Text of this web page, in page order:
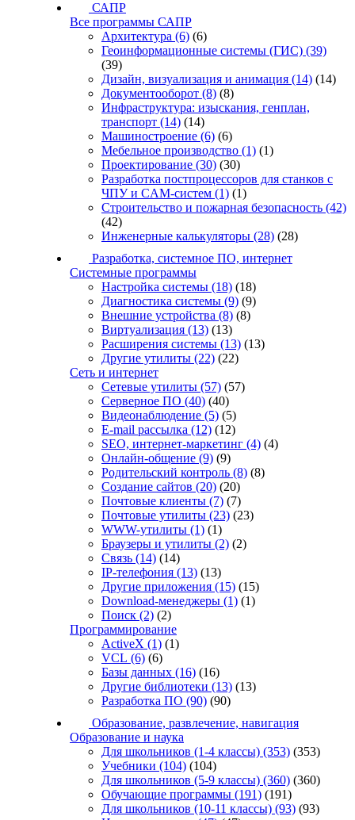
САПР
Все программы САПР
Архитектура (6) (6)
Геоинформационные системы (ГИС) (39)
(39)
Дизайн, визуализация и анимация (14) (14)
Документооборот (8) (8)
Инфраструктура: изыскания, генплан,
транспорт (14) (14)
Машиностроение (6) (6)
Мебельное производство (1) (1)
Проектирование (30) (30)
Разработка постпроцессоров для станков с
ЧПУ и CAM-систем (1) (1)
Строительство и пожарная безопасность (42)
(42)
Инженерные калькуляторы (28) (28)
Разработка, системное ПО, интернет
Системные программы
Настройка системы (18) (18)
Диагностика системы (9) (9)
Внешние устройства (8) (8)
Виртуализация (13) (13)
Расширения системы (13) (13)
Другие утилиты (22) (22)
Сеть и интернет
Сетевые утилиты (57) (57)
Серверное ПО (40) (40)
Видеонаблюдение (5) (5)
E-mail рассылка (12) (12)
SEO, интернет-маркетинг (4) (4)
Онлайн-общение (9) (9)
Родительский контроль (8) (8)
Создание сайтов (20) (20)
Почтовые клиенты (7) (7)
Почтовые утилиты (23) (23)
WWW-утилиты (1) (1)
Браузеры и утилиты (2) (2)
Связь (14) (14)
IP-телефония (13) (13)
Другие приложения (15) (15)
Download-менеджеры (1) (1)
Поиск (2) (2)
Программирование
ActiveX (1) (1)
VCL (6) (6)
Базы данных (16) (16)
Другие библиотеки (13) (13)
Разработка ПО (90) (90)
Образование, развлечение, навигация
Образование и наука
Для школьников (1-4 классы) (353) (353)
Учебники (104) (104)
Для школьников (5-9 классы) (360) (360)
Обучающие программы (191) (191)
Для школьников (10-11 классы) (93) (93)